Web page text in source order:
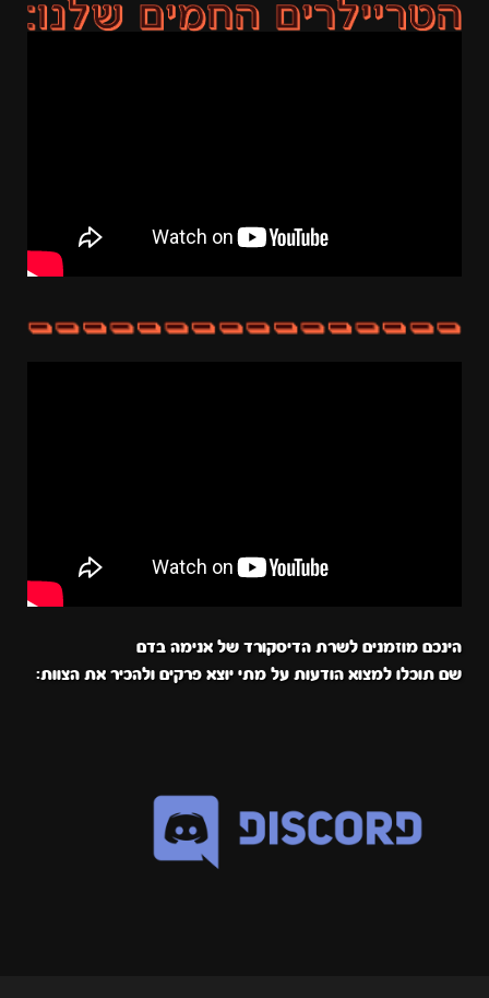
הינכם מוזמנים לשרת הדיסקורד של אנימה בדם
שם תוכלו למצוא הודעות על מתי יוצא פרקים ולהכיר את הצוות: